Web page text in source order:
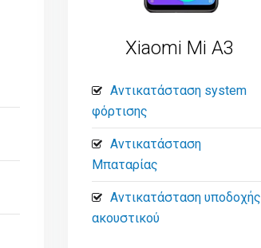
Xiaomi Mi A3
Αντικατάσταση system
φόρτισης
Αντικατάσταση
Μπαταρίας
Αντικατάσταση υποδοχής
ακουστικού